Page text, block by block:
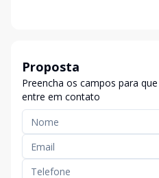
Proposta
Preencha os campos para
entre em contato